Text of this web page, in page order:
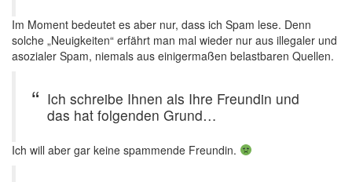
Im Moment bedeutet es aber nur, dass ich Spam lese. Denn
solche „Neuigkeiten“ erfährt man mal wieder nur aus illegaler und
asozialer Spam, niemals aus einigermaßen belastbaren Quellen.
Ich schreibe Ihnen als Ihre Freundin und
das hat folgenden Grund…
Ich will aber gar keine spammende Freundin.